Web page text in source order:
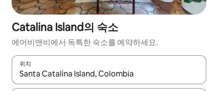
Catalina Island의 숙소
에어비앤비에서 독특한 숙소를 예약하세요.
위치
결과가 나오면 위·아래 화살표 키를 사용하거나 터치 또는 스와이